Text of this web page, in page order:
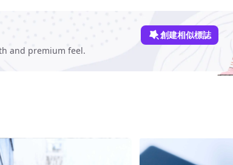
創建相似標誌
and premium feel.